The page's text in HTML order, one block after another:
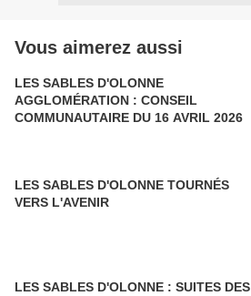
Vous aimerez aussi
LES SABLES D'OLONNE
AGGLOMÉRATION : CONSEIL
COMMUNAUTAIRE DU 16 AVRIL 2026
LES SABLES D'OLONNE TOURNÉS
VERS L'AVENIR
LES SABLES D'OLONNE : SUITES DES